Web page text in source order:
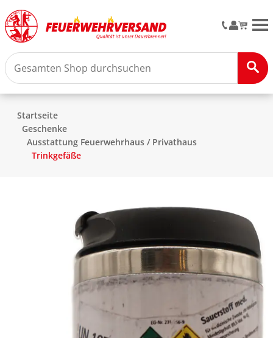
Startseite
Geschenke
Ausstattung Feuerwehrhaus / Privathaus
Trinkgefäße